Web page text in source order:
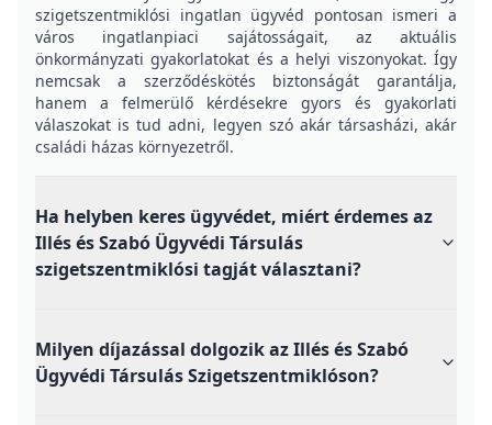
szigetszentmiklósi ingatlan ügyvéd pontosan ismeri a
város ingatlanpiaci sajátosságait, az aktuális
önkormányzati gyakorlatokat és a helyi viszonyokat. Így
nemcsak a szerződéskötés biztonságát garantálja,
hanem a felmerülő kérdésekre gyors és gyakorlati
válaszokat is tud adni, legyen szó akár társasházi, akár
családi házas környezetről.
Ha helyben keres ügyvédet, miért érdemes az
Illés és Szabó Ügyvédi Társulás
szigetszentmiklósi tagját választani?
Milyen díjazással dolgozik az Illés és Szabó
Ügyvédi Társulás Szigetszentmiklóson?